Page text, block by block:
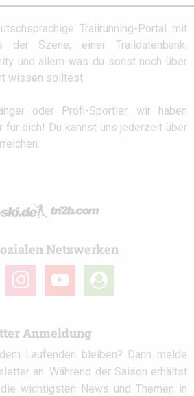
Trailrunning-Portal mit
der Szene, einer Traildatenbank,
und allem was du sonst noch über
wissen solltest.
oder Profi-Sportler, wir haben
für dich! Du kannst uns jederzeit über
Netzwerken
instagramyoutube
user-
circle
Anmeldung
Laufenden bleiben? Dann melde
an. Während der Saison erhältst
wichtigsten News und Themen in